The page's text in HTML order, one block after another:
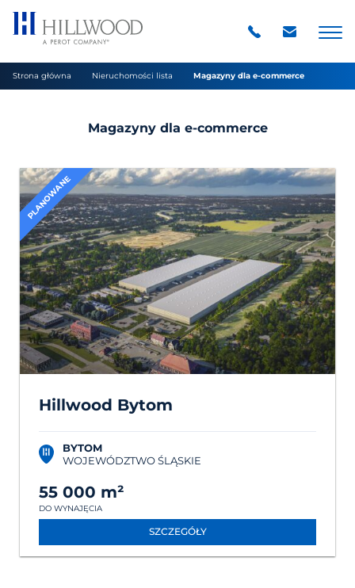
Strona główna Nieruchomości lista Magazyny dla e-commerce
Magazyny dla e-commerce
PLANOWANE
Hillwood Bytom
BYTOM
WOJEWÓDZTWO ŚLĄSKIE
55 000 m²
DO WYNAJĘCIA
SZCZEGÓŁY